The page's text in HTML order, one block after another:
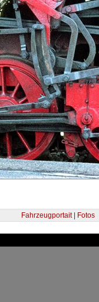
Fahrzeugportait | Fotos